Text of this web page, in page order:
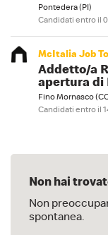
Pontedera (PI)
Candidati entro il
McItalia Job
Addetto/a
apertura di
Fino Mornasco
Candidati entro il
Non hai
Non
spontanea.